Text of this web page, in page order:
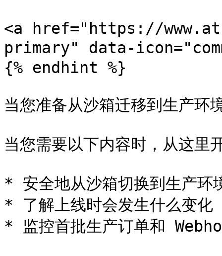
<a href="https://
primary" data-
{% endhint %}
当您准备从沙箱迁移到生产环
当您需要以下内容时，从这里
* 安全地从沙箱切换到生产环
* 了解上线时会发生什么变化
* 监控首批生产订单和